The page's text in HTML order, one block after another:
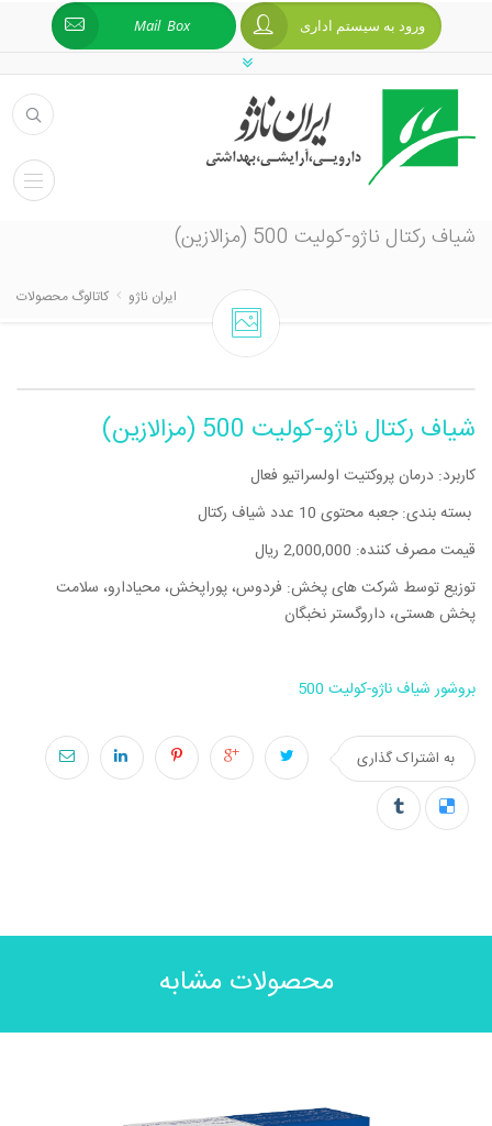
Mail Box ورود به سیستم اداری
شیاف رکتال ناژو-کولیت 500 (مزالازین)
ایران ناژو کاتالوگ محصولات
شیاف رکتال ناژو-کولیت 500 (مزالازین)
کاربرد: درمان پروکتیت اولسراتیو فعال
بسته بندی: جعبه محتوی 10 عدد شیاف رکتال
قیمت مصرف کننده: 2,000,000 ریال
توزیع توسط شرکت های پخش: فردوس، پوراپخش، محیادارو، سلامت
پخش هستی، داروگستر نخبگان
بروشور شیاف ناژو-کولیت 500
به اشتراک گذاری
محصولات مشابه